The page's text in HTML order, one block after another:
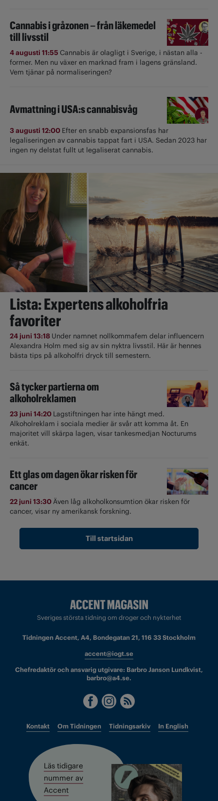
Cannabis i gråzonen – från läkemedel
till livsstil
4 augusti 11:55 Cannabis är olagligt i ­Sverige, i nästan alla ­
former. Men nu växer en marknad fram i lagens gränsland.
Vem tjänar på normaliseringen?
Avmattning i USA:s cannabisvåg
3 augusti 12:00 Efter en snabb expansionsfas har
legaliseringen av cannabis tappat fart i USA. Sedan 2023 har
ingen ny delstat fullt ut ­legaliserat cannabis.
Lista: Expertens alkoholfria
favoriter
24 juni 13:18 Under namnet nollkommafem delar influencern
Alexandra Holm med sig av sin nyktra livsstil. Här är hennes
bästa tips på alkoholfri dryck till semestern.
Så tycker partierna om
alkoholreklamen
23 juni 14:20 Lagstiftningen har inte hängt med.
Alkoholreklam i sociala medier är svår att komma åt. En
majoritet vill skärpa lagen, visar tankesmedjan Nocturums
enkät.
Ett glas om dagen ökar risken för
cancer
22 juni 13:30Även låg alkoholkonsumtion ökar risken för
cancer, visar ny amerikansk forskning.
Till startsidan
Sveriges största tidning om droger och nykterhet
Tidningen Accent, A4, Bondegatan 21, 116 33 Stockholm
accent@iogt.se
Chefredaktör och ansvarig utgivare: Barbro Janson Lundkvist,
barbro@a4.se.
Kontakt Om Tidningen Tidningsarkiv In English
Läs tidigare
nummer av
Accent